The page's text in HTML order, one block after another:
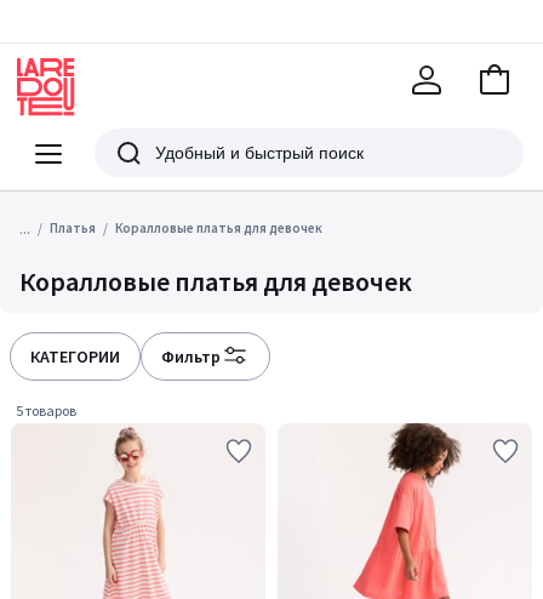
Меню
Redoute
Поиск
В
... Платья Коралловые платья для девочек
Коралловые платья для девочек
КАТЕГОРИИ Фильтр
5 товаров